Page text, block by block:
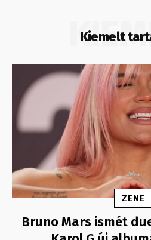
Kiemelt
ZENE
Bruno Mars ismét